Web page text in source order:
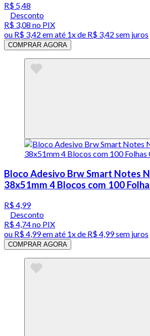
R$ 5,48
Desconto
R$ 3,08 no PIX
ou R$ 3,42 em até 1x de R$ 3,42 sem juros
COMPRAR AGORA
Bloco Adesivo Brw Smart Notes
38x51mm 4 Blocos com 100
R$ 4,99
Desconto
R$ 4,74no PIX
ou R$ 4,99em até 1x de R$ 4,99sem juros
COMPRAR AGORA